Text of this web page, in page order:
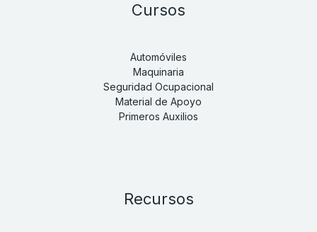
Cursos
Automóviles
Maquinaria
Seguridad Ocupacional
Material de Apoyo
Primeros Auxilios
Recursos